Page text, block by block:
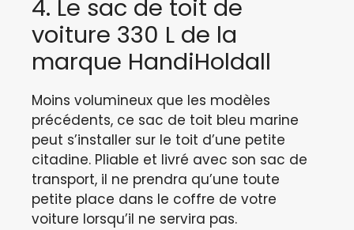
4. Le sac de toit de
voiture 330 L de la
marque HandiHoldall
Moins volumineux que les modèles
précédents, ce sac de toit bleu marine
peut s’installer sur le toit d’une petite
citadine. Pliable et livré avec son sac de
transport, il ne prendra qu’une toute
petite place dans le coffre de votre
voiture lorsqu’il ne servira pas.